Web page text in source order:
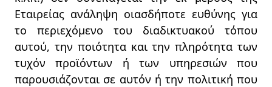
Εταιρείας ανάληψη οιασδήποτε ευθύνης για
το περιεχόμενο του διαδικτυακού τόπου
αυτού, την ποιότητα και την πληρότητα των
τυχόν προϊόντων ή των υπηρεσιών που
παρουσιάζονται σε αυτόν ή την πολιτική που